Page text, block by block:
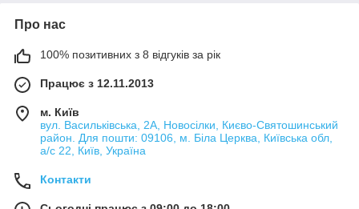
Про нас
100% позитивних з 8 відгуків за рік
Працює з 12.11.2013
м. Київ
вул. Васильківська, 2А, Новосілки, Києво-Святошинський
район. Для пошти: 09106, м. Біла Церква, Київська обл,
а/с 22, Київ, Україна
Контакти